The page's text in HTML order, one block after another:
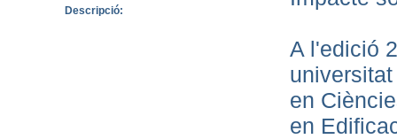
Descripció:
A l'edició
en
en